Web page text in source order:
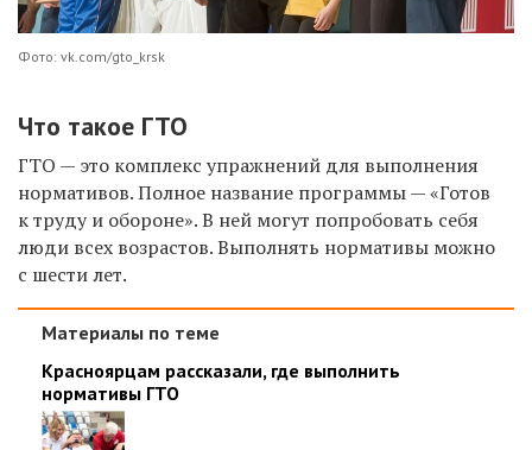
Фото: vk.com/gto_krsk
Что такое ГТО
ГТО — это комплекс упражнений для выполнения
нормативов. Полное название программы — «Готов
к труду и обороне». В ней могут попробовать себя
люди всех возрастов. Выполнять нормативы можно
с шести лет.
Материалы по теме
Красноярцам рассказали, где выполнить
нормативы ГТО